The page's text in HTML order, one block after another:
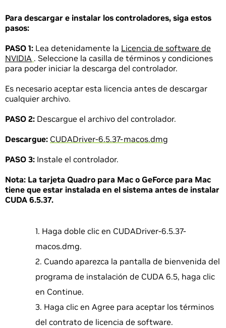
Para descargar e instalar los controladores, siga estos
pasos:
PASO 1: Lea detenidamente la Licencia de software de
NVIDIA . Seleccione la casilla de términos y condiciones
para poder iniciar la descarga del controlador.
Es necesario aceptar esta licencia antes de descargar
cualquier archivo.
PASO 2: Descargue el archivo del controlador.
Descargue: CUDADriver-6.5.37-macos.dmg
PASO 3: Instale el controlador.
Nota: La tarjeta Quadro para Mac o GeForce para Mac
tiene que estar instalada en el sistema antes de instalar
CUDA 6.5.37.
Haga doble clic en CUDADriver-6.5.37-
macos.dmg.
Cuando aparezca la pantalla de bienvenida del
programa de instalación de CUDA 6.5, haga clic
en Continue.
Haga clic en Agree para aceptar los términos
del contrato de licencia de software.